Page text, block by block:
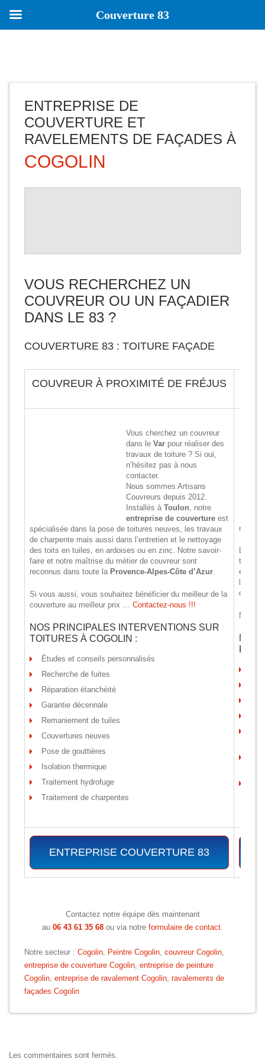
ENTREPRISE DE
COUVERTURE ET
RAVELEMENTS DE FAÇADES À
COGOLIN
VOUS RECHERCHEZ UN
COUVREUR OU UN FAÇADIER
DANS LE 83 ?
COUVERTURE 83 : TOITURE FAÇADE
COUVREUR À PROXIMITÉ DE FRÉJUS
Vous cherchez un couvreur
dans le Var pour réaliser des
travaux de toiture ? Si oui,
n’hésitez pas à nous
contacter.
Nous sommes Artisans
Couvreurs depuis 2012.
Installés à Toulon, notre
entreprise de couverture est
spécialisée dans la pose de toitures neuves, les travaux
de charpente mais aussi dans l’entretien et le nettoyage
des toits en tuiles, en ardoises ou en zinc. Notre savoir-
faire et notre maîtrise du métier de couvreur sont
reconnus dans toute la Provence-Alpes-Côte d’Azur.
Si vous aussi, vous souhaitez bénéficier du meilleur de la
couverture au meilleur prix … Contactez-nous !!!
NOS PRINCIPALES INTERVENTIONS SUR
TOITURES À COGOLIN :
Études et conseils personnalisés
Recherche de fuites
Réparation étanchéité
Garantie décennale
Remaniement de tuiles
Couvertures neuves
Pose de gouttières
Isolation thermique
Traitement hydrofuge
Traitement de charpentes
notre
Les
temps,
dont
NOS
ENTREPRISE COUVERTURE 83
Contactez notre équipe dès maintenant
au 06 43 61 35 68 ou via notre formulaire de contact.
Notre secteur : Cogolin Peintre Cogolin couvreur Cogolin
entreprise de couverture Cogolin entreprise de peinture
Cogolin entreprise de ravalement Cogolin ravalements de
façades Cogolin
Les commentaires sont fermés.
Couverture 83